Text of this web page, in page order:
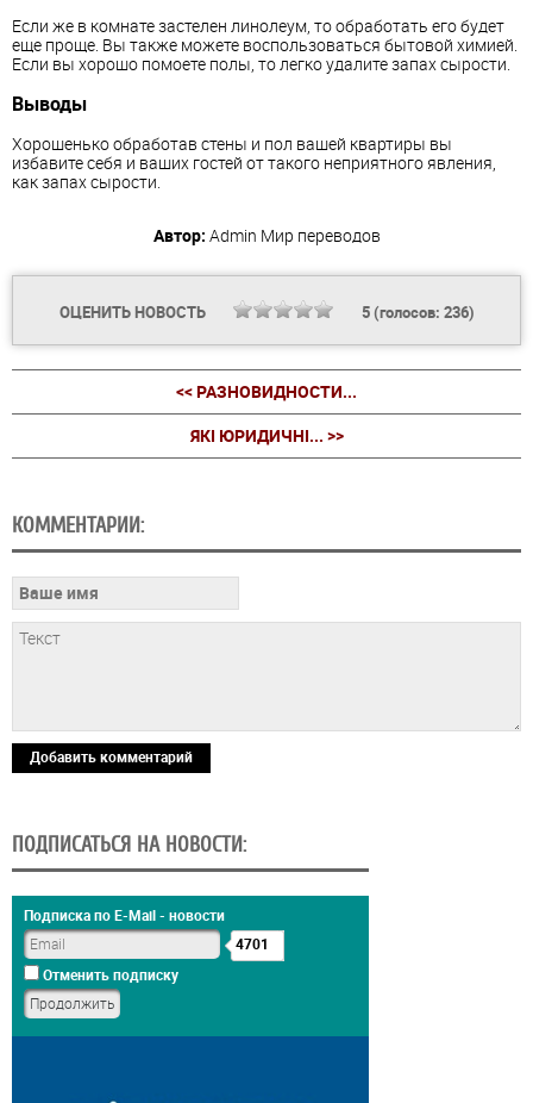
Если же в комнате застелен линолеум, то обработать его будет
еще проще. Вы также можете воспользоваться бытовой химией.
Если вы хорошо помоете полы, то легко удалите запах сырости.
Выводы
Хорошенько обработав стены и пол вашей квартиры вы
избавите себя и ваших гостей от такого неприятного явления,
как запах сырости.
Автор: Admin Мир переводов
ОЦЕНИТЬ НОВОСТЬ 5(голосов: 236)
<< РАЗНОВИДНОСТИ...
ЯКІ ЮРИДИЧНІ... >>
КОММЕНТАРИИ:
Добавить комментарий
ПОДПИСАТЬСЯ НА НОВОСТИ:
Подписка по E-Mail - новости
4701
Отменить подписку